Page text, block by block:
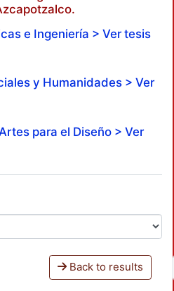
e Ingeniería > Ver tesis
y Humanidades > Ver
para el Diseño > Ver
Back to results